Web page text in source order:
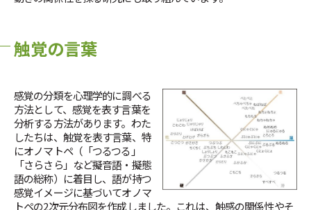
触覚の言葉
感覚の分類を心理学的に調べる
方法として、感覚を表す言葉を
分析する方法があります。わた
したちは、触覚を表す言葉、特
にオノマトペ（「つるつる」
「さらさら」など擬音語・擬態
語の総称）に着目し、語が持つ
感覚イメージに基づいてオノマ
トペの2次元分布図を作成しました。これは、触感の関係性やそ